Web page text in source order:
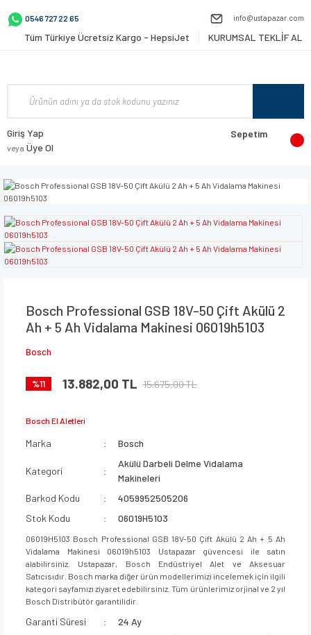
0546 727 22 65 info@ustapazar.com
Tüm Türkiye Ücretsiz Kargo - HepsiJet KURUMSAL TEKLİF AL
Giriş Yap
veya Üye Ol
Sepetim
Bosch Professional GSB 18V-50 Çift Akülü 2
Ah + 5 Ah Vidalama Makinesi 06019h5103
Bosch
%11 13.882,00 TL 15.675,00 TL
Bosch El Aletleri
Marka Bosch
Kategori
Akülü Darbeli Delme Vidalama
Makineleri
Barkod Kodu
4059952505206
Stok Kodu
06019H5103
06019H5103 Bosch Professional GSB 18V-50 Çift Akülü 2 Ah + 5 Ah
Vidalama Makinesi 06019h5103 Ustapazar güvencesi ile satın
alabilirsiniz. Ustapazar, Bosch Endüstriyel Alet ve Aksesuar
Satıcısıdır. Bosch marka diğer ürün modellerimizi incelemek için ilgili
kategori sayfamızı ziyaret edebilirsiniz. Tüm ürünlerimiz orjinal ve 2 yıl
Bosch Distribütör garantilidir.
Garanti Süresi
24 Ay